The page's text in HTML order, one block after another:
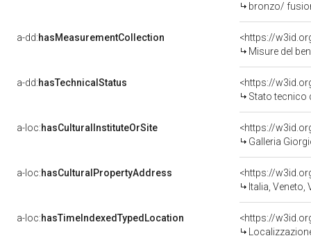
bronzo/
a-dd:hasMeasurementCollection
<https://
Misure del
a-dd:hasTechnicalStatus
<https://
Stato tecnico
a-loc:hasCulturalInstituteOrSite
<https://
Galleria
a-loc:hasCulturalPropertyAddress
<https://
Italia, Veneto,
a-loc:hasTimeIndexedTypedLocation
<https://